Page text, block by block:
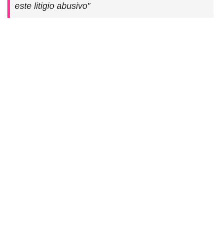
este litigio abusivo”